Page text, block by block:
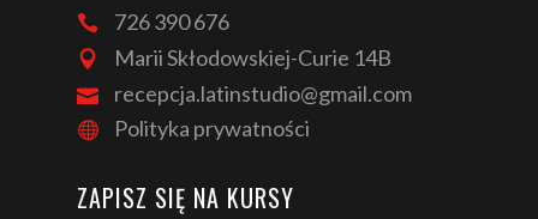
726 390 676
Marii Skłodowskiej-Curie 14B
recepcja.latinstudio@gmail.com
Polityka prywatności
ZAPISZ SIĘ NA KURSY